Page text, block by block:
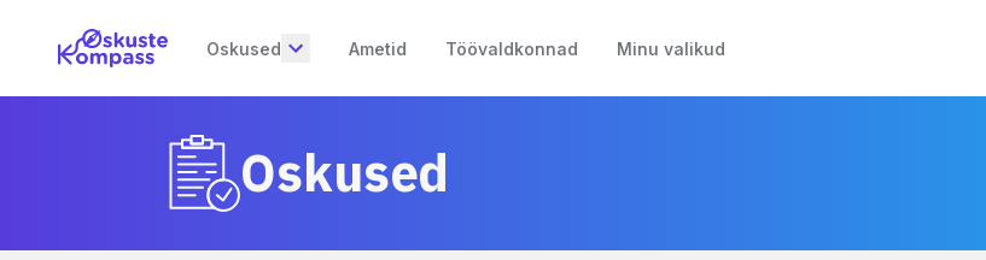
Oskused Ametid Töövaldkonnad Minu valikud
Oskused